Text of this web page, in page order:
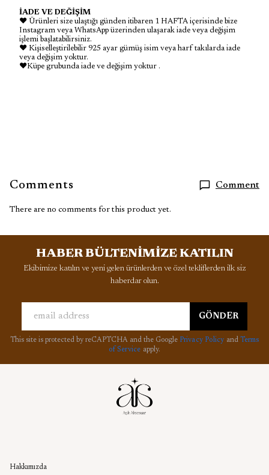
İADE VE DEĞİŞİM
♥ Ürünleri size ulaştığı günden itibaren 1 HAFTA içerisinde bize
Instagram veya WhatsApp üzerinden ulaşarak iade veya değişim
işlemi başlatabilirsiniz.
♥ Kişiselleştirilebilir 925 ayar gümüş isim veya harf takılarda iade
veya değişim yoktur.
♥Küpe grubunda iade ve değişim yoktur .
Comments Comment
There are no comments for this product yet.
HABER BÜLTENİMİZE KATILIN
Ekibimize katılın ve yeni gelen ürünlerden ve özel tekliflerden ilk siz
haberdar olun.
GÖNDER
This site is protected by reCAPTCHA and the Google Privacy Policy and Terms
of Service apply.
Hakkımızda